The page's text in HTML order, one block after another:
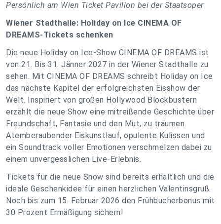
Persönlich am Wien Ticket Pavillon bei der Staatsoper
Wiener Stadthalle: Holiday on Ice CINEMA OF
DREAMS-Tickets schenken
Die neue Holiday on Ice-Show CINEMA OF DREAMS ist
von 21. Bis 31. Jänner 2027 in der Wiener Stadthalle zu
sehen. Mit CINEMA OF DREAMS schreibt Holiday on Ice
das nächste Kapitel der erfolgreichsten Eisshow der
Welt. Inspiriert von großen Hollywood Blockbustern
erzählt die neue Show eine mitreißende Geschichte über
Freundschaft, Fantasie und den Mut, zu träumen.
Atemberaubender Eiskunstlauf, opulente Kulissen und
ein Soundtrack voller Emotionen verschmelzen dabei zu
einem unvergesslichen Live-Erlebnis.
Tickets für die neue Show sind bereits erhältlich und die
ideale Geschenkidee für einen herzlichen Valentinsgruß.
Noch bis zum 15. Februar 2026 den Frühbucherbonus mit
30 Prozent Ermäßigung sichern!